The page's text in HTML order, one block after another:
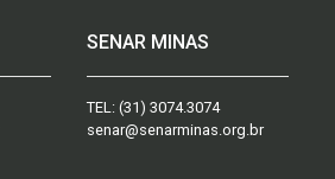
SENAR MINAS
TEL: (31) 3074.3074
senar@senarminas.org.br